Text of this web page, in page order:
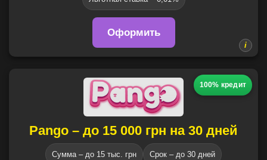
Оформить
100% кредит
Pango – до 15 000 грн на 30 дней
Сумма – до 15 тыс. грн Срок – до 30 дней